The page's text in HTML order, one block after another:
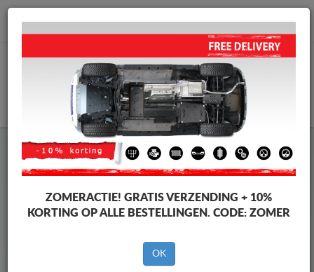
info@motorbeschermplaat.com
WINKELWAGEN
Motor Beschermplaat Motor Beschermplaat Opel
Motor Beschermplaat
Merken
Terug naar de catalogus
ZOMERACTIE! GRATIS VERZENDING + 10%
KORTING OP ALLE BESTELLINGEN. CODE: ZOMER
OK